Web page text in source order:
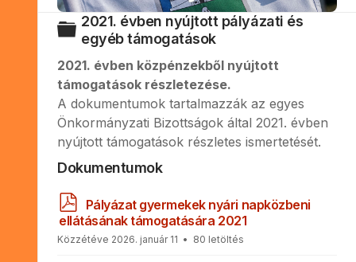
Mappa
2021. évben nyújtott pályázati és
egyéb támogatások
2021. évben közpénzekből nyújtott
támogatások részletezése.
A dokumentumok tartalmazzák az egyes
Önkormányzati Bizottságok által 2021. évben
nyújtott támogatások részletes ismertetését.
Dokumentumok
p
d
f
Pályázat gyermekek nyári napközbeni
ellátásának támogatására 2021
Közzétéve 2026. január 11 80 letöltés